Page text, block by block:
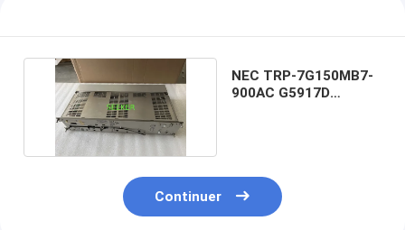
NEC TRP-7G150MB7-
900AC G5917D
Continuer